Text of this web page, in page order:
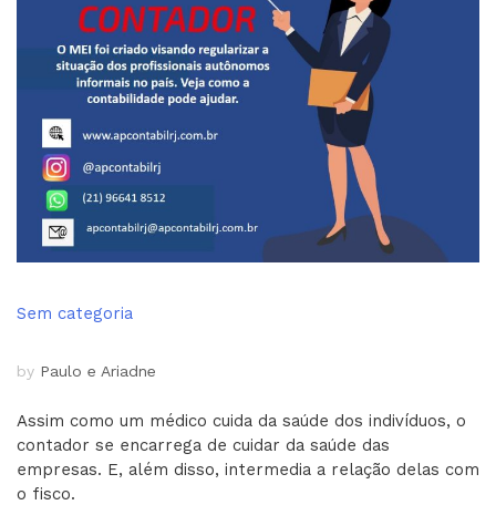
Sem categoria
by Paulo e Ariadne
Assim como um médico cuida da saúde dos indivíduos, o
contador se encarrega de cuidar da saúde das
empresas. E, além disso, intermedia a relação delas com
o fisco.